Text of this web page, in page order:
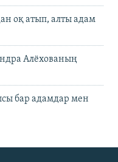
оқ атып, алты адам
Алёхованың
бар адамдар мен